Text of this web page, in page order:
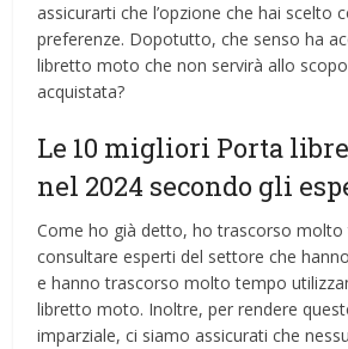
assicurarti che l’opzione che hai scelto
preferenze. Dopotutto, che senso ha
libretto moto che non servirà allo scopo
acquistata?
Le 10 migliori Porta
nel 2024 secondo gli
Come ho già detto, ho trascorso molto
consultare esperti del settore che
e hanno trascorso molto tempo
libretto moto. Inoltre, per rendere
imparziale, ci siamo assicurati che